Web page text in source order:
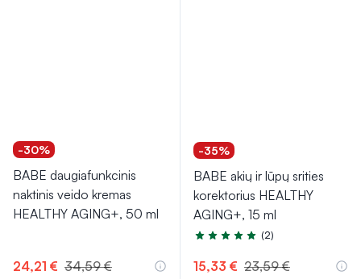
-30%
BABE daugiafunkcinis
naktinis veido kremas
HEALTHY AGING+, 50 ml
24,21 € 34,59 €
-35%
BABE akių ir lūpų srities
korektorius HEALTHY
AGING+, 15 ml
Įvertinimas 5.0 iš 5
(2)
15,33 € 23,59 €